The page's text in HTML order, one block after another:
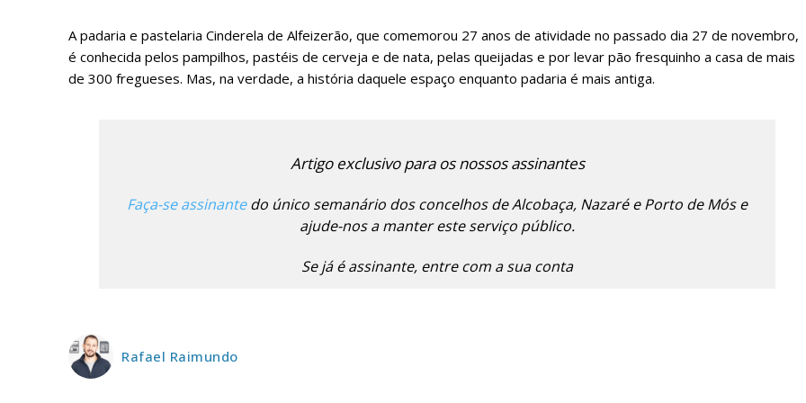
Planos de Assinatura
Faça-se assinante do Região de Cister e ajude-nos a manter este serviço
A padaria e pastelaria Cinderela de Alfeizerão, que comemorou 27 anos de atividade no passado dia 27 de novembro,
é conhecida pelos pampilhos, pastéis de cerveja e de nata, pelas queijadas e por levar pão fresquinho a casa de mais
de 300 fregueses. Mas, na verdade, a história daquele espaço enquanto padaria é mais antiga.
Artigo exclusivo para os nossos assinantes
Faça-se assinantedo único semanário dos concelhos de Alcobaça, Nazaré e Porto de Mós e
ajude-nos a manter este serviço público.
Se já é assinante, entre com a sua conta
Rafael Raimundo